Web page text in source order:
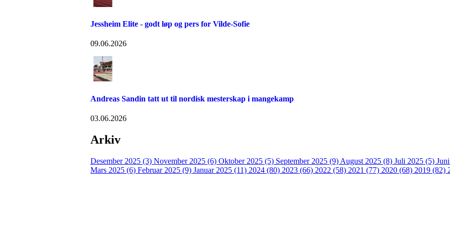
Jessheim Elite - godt løp og pers for Vilde-Sofie
09.06.2026
Andreas Sandin tatt ut til nordisk mesterskap i mangekamp
03.06.2026
Arkiv
Desember 2025 (3) November 2025 (6) Oktober 2025 (5) September 2025 (9) August 2025 (8) Juli 2025 (5)
Mars 2025 (6) Februar 2025 (9) Januar 2025 (11) 2024 (80) 2023 (66) 2022 (58) 2021 (77) 2020 (68) 2019 (82)